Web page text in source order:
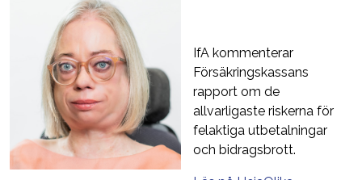
IfA kommenterar
Försäkringskassans
rapport om de
allvarligaste riskerna för
felaktiga utbetalningar
och bidragsbrott.